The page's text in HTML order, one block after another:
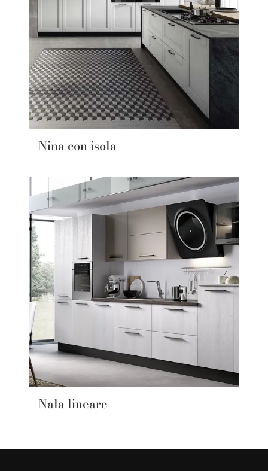
Nina con isola
Nala lineare